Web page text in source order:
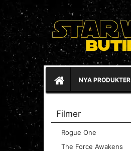
NYA PRODUKTER
Filmer
Rogue One
The Force Awakens